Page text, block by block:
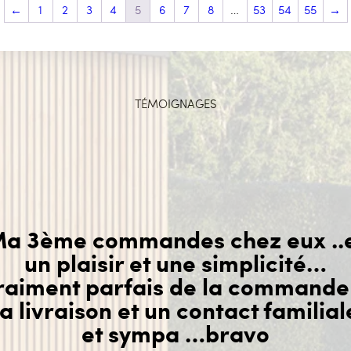
sur
page
produit
← 1 2 3 4 5 6 7 8 … 53 54 55 →
TÉMOIGNAGES
3ème commandes chez eux
un plaisir et une simplicité…
parfais de la
livraison et un contact
et sympa …bravo